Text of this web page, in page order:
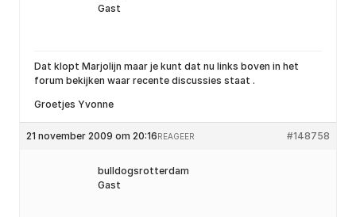
Gast
Dat klopt Marjolijn maar je kunt dat nu links boven in het
forum bekijken waar recente discussies staat .
Groetjes Yvonne
21 november 2009 om 20:16 #148758
REAGEER
bulldogsrotterdam
Gast